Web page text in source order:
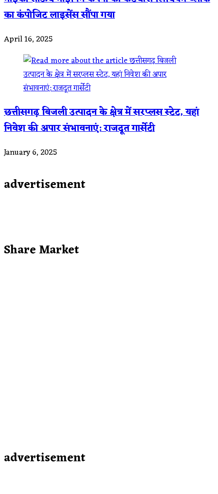
का कंपोजिट लाइसेंस सौंपा गया
April 16, 2025
छत्तीसगढ़ बिजली उत्पादन के क्षेत्र में सरप्लस स्टेट, यहां
निवेश की अपार संभावनाएं: राजदूत गार्सेटी
January 6, 2025
advertisement
Share Market
advertisement